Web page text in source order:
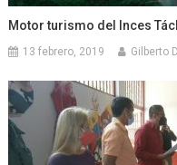
Motor turismo del Inces
13 febrero, 2019 Gilberto